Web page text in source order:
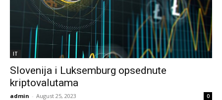
IT
Slovenija i Luksemburg opsednute
kriptovalutama
admin - August 25, 2023 0